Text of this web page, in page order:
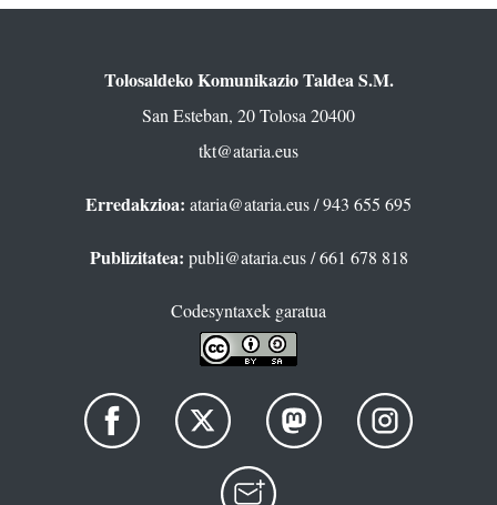
Tolosaldeko Komunikazio Taldea S.M.
San Esteban, 20 Tolosa 20400
tkt@ataria.eus
Erredakzioa: ataria@ataria.eus/ 943 655 695
Publizitatea: publi@ataria.eus/ 661 678 818
Codesyntaxek garatua